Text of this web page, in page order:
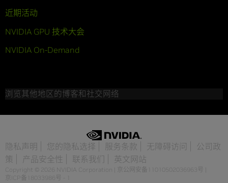
近期活动
NVIDIA GPU 技术大会
NVIDIA On-Demand
浏览其他地区的博客和社交网络
隐私声明 您的隐私选择 服务条款 无障碍访问
公司政
策
产品安全性 联系我们 英文网站
Copyright © 2026 NVIDIA Corporation 京公网安备11010502036963号
京ICP备18033986号 - 1